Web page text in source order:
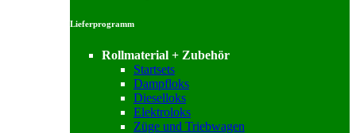
Lieferprogramm
Rollmaterial + Zubehör
Startsets
Dampfloks
Dieselloks
Elektroloks
Züge und Triebwagen